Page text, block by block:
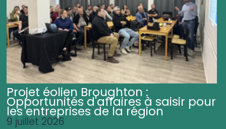
Projet éolien Broughton :
Opportunités d'affaires à saisir pour
les entreprises de la région
9 juillet 2026